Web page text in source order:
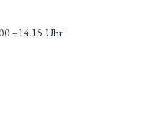
–14.15 Uhr